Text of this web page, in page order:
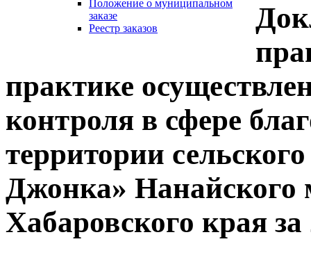
Положение о муниципальном
заказе
Реестр заказов
практике
контроля в сфере
территории
Джонка» Нанайского
Хабаровского края за